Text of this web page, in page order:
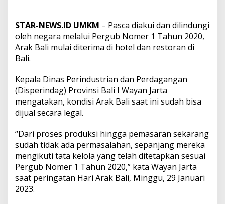
a
l
i
D
o
m
o
a
n
d
a
D
STAR-NEWS.ID UMKM – Pasca diakui dan dilindungi
oleh negara melalui Pergub Nomer 1 Tahun 2020,
Arak Bali mulai diterima di hotel dan restoran di
Bali.
Kepala Dinas Perindustrian dan Perdagangan
(Disperindag) Provinsi Bali I Wayan Jarta
mengatakan, kondisi Arak Bali saat ini sudah bisa
dijual secara legal.
“Dari proses produksi hingga pemasaran sekarang
sudah tidak ada permasalahan, sepanjang mereka
mengikuti tata kelola yang telah ditetapkan sesuai
Pergub Nomer 1 Tahun 2020,” kata Wayan Jarta
saat peringatan Hari Arak Bali, Minggu, 29 Januari
2023.